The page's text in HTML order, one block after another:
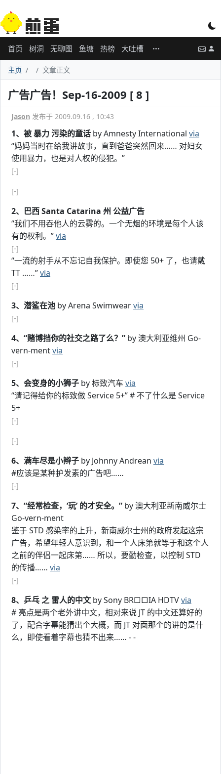
首页 树洞 无聊图 鱼塘 热榜 大吐槽
主页 文章正文
广告广告！Sep-16-2009 [ 8 ]
Jason 发布于 2009.09.16 , 10:43
1、被 暴力 污染的童话 by Amnesty International via
“妈妈当时在给我讲故事，直到爸爸突然回来…… 对妇女
使用暴力，也是对人权的侵犯。”
[-]
[-]
2、巴西 Santa Catarina 州 公益广告
“我们不用吞他人的云雾的。一个无烟的环境是每个人该
有的权利。”via
[-]
“一流的射手从不忘记自我保护。即使您 50+ 了，也请戴
TT ……”via
[-]
3、潜鲨在池 by Arena Swimwearvia
[-]
4、“赌博挡你的社交之路了么？” by 澳大利亚维州 Go-
vern-mentvia
[-]
5、会变身的小狮子 by 标致汽车 via
“请记得给你的标致做 Service 5+” # 不了什么是 Service
5+
[-]
[-]
6、满车尽是小辫子 by Johnny Andrean via
#应该是某种护发素的广告吧……
[-]
7、“经常检查，‘玩’ 的才安全。” by 澳大利亚新南威尔士
Go-vern-ment
鉴于 STD 感染率的上升，新南威尔士州的政府发起这宗
广告，希望年轻人意识到，和一个人床第就等于和这个人
之前的伴侣一起床第…… 所以，要勤检查，以控制 STD
的传播…… via
[-]
8、乒乓 之 雷人的中文 by Sony BR□□IA HDTVvia
# 亮点是两个老外讲中文，相对来说 JT 的中文还算好的
了，配合字幕能猜出个大概，而 JT 对面那个的讲的是什
么，即使看着字幕也猜不出来…… - -